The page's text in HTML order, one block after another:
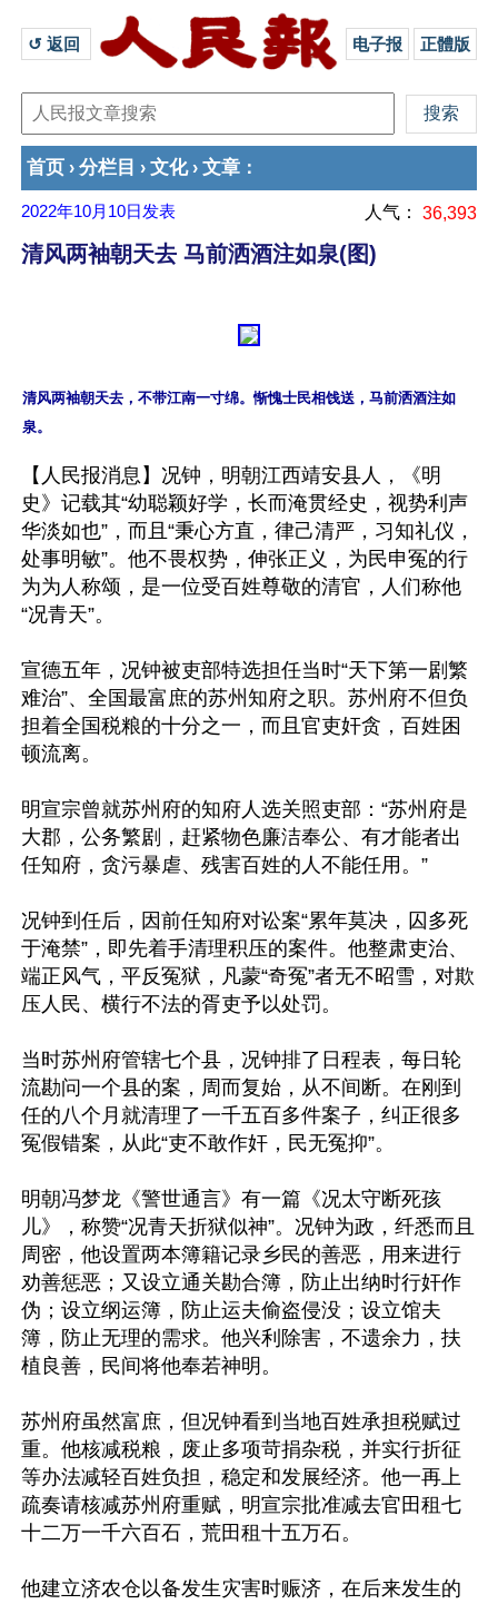
↺ 返回 电子报 正體版
首页 › 分栏目 › 文化› 文章 ：
2022年10月10日 发表 人气： 36,393
清风两袖朝天去 马前洒酒注如泉(图)
清风两袖朝天去，不带江南一寸绵。惭愧士民相饯送，马前洒酒注如
【人民报消息】况钟，明朝江西靖安县人，《明
史》记载其“幼聪颖好学，长而淹贯经史，视势利声
华淡如也”，而且“秉心方直，律己清严，习知礼仪，
处事明敏”。他不畏权势，伸张正义，为民申冤的行
为为人称颂，是一位受百姓尊敬的清官，人们称他
“况青天”。
宣德五年，况钟被吏部特选担任当时“天下第一剧繁
难治”、全国最富庶的苏州知府之职。苏州府不但负
担着全国税粮的十分之一，而且官吏奸贪，百姓困
顿流离。
明宣宗曾就苏州府的知府人选关照吏部：“苏州府是
大郡，公务繁剧，赶紧物色廉洁奉公、有才能者出
任知府，贪污暴虐、残害百姓的人不能任用。”
况钟到任后，因前任知府对讼案“累年莫决，囚多死
于淹禁”，即先着手清理积压的案件。他整肃吏治、
端正风气，平反冤狱，凡蒙“奇冤”者无不昭雪，对欺
压人民、横行不法的胥吏予以处罚。
当时苏州府管辖七个县，况钟排了日程表，每日轮
流勘问一个县的案，周而复始，从不间断。在刚到
任的八个月就清理了一千五百多件案子，纠正很多
冤假错案，从此“吏不敢作奸，民无冤抑”。
明朝冯梦龙《警世通言》有一篇《况太守断死孩
儿》，称赞“况青天折狱似神”。况钟为政，纤悉而且
周密，他设置两本簿籍记录乡民的善恶，用来进行
劝善惩恶；又设立通关勘合簿，防止出纳时行奸作
伪；设立纲运簿，防止运夫偷盗侵没；设立馆夫
簿，防止无理的需求。他兴利除害，不遗余力，扶
植良善，民间将他奉若神明。
苏州府虽然富庶，但况钟看到当地百姓承担税赋过
重。他核减税粮，废止多项苛捐杂税，并实行折征
等办法减轻百姓负担，稳定和发展经济。他一再上
疏奏请核减苏州府重赋，明宣宗批准减去官田租七
十二万一千六百石，荒田租十五万石。
他建立济农仓以备发生灾害时赈济，在后来发生的